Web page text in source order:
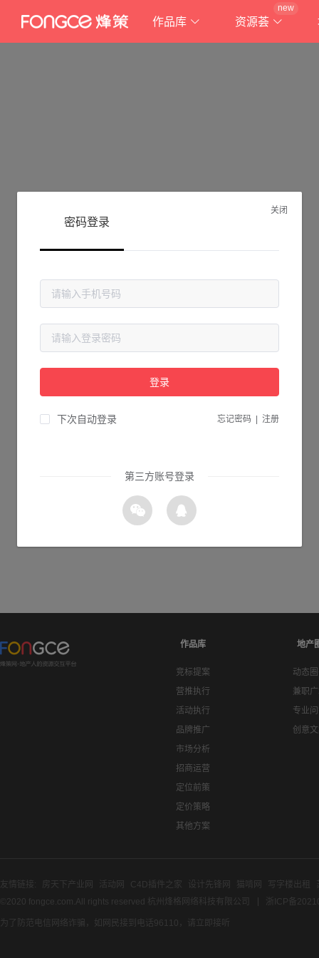
作品库 资源荟
new
抱歉!
请检查您输入的网址是否正确，或点击下面的按钮返回首页。
作品库
竞标提案
营推执行
活动执行
品牌推广
市场分析
招商运营
定位前策
定价策略
其他方案
地产
动态
兼职
专业
创意
友情链接: 房天下产业网 活动网 C4D插件之家 设计先锋网 猫啃网 写字楼出租
©2020 fongce.com.All rights reserved 杭州烽格网络科技有限公司
浙ICP备
为了防范电信网络诈骗，如网民接到电话96110，请立即接听
关闭
密码登录
登录
下次自动登录 忘记密码 注册
第三方账号登录